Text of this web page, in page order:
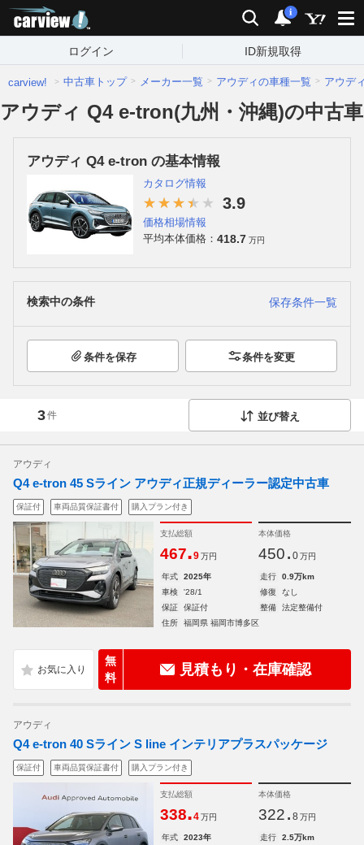
検索 通知
i
ログイン ID新規取得
carview! 中古車トップ メーカー一覧 アウディの車種一覧 アウデ
アウディ Q4 e-tron(九州・沖縄)の中古車
アウディ Q4 e-tron の基本情報
カタログ情報
3.9
価格相場情報
平均本体価格： 418.7 万円
検索中の条件 保存条件一覧
条件を保存 条件を変更
3件 並び替え
アウディ
Q4 e-tron 45 Sライン アウディ正規ディーラー認定中古車
保証付 車両品質保証書付 購入プラン付き
支払総額
467.9 万円
本体価格
450. 0 万円
年式 2025年 走行
0.9万km
車検
'28/1 修復
なし
保証
保証付 整備
法定整備付
住所
福岡県 福岡市博多区
無
料
見積もり・在庫確認
アウディ
Q4 e-tron 40 Sライン S line インテリアプラスパッケージ
保証付 車両品質保証書付 購入プラン付き
支払総額
338.4 万円
本体価格
322. 8 万円
年式 2023年 走行
2.5万km